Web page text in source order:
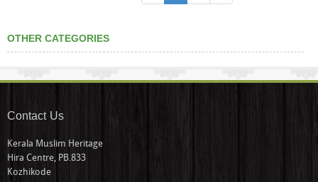
OTHER CATEGORIES
Contact Us
Kerala Muslim Heritage
Hira Centre, PB.833
Kozhikode